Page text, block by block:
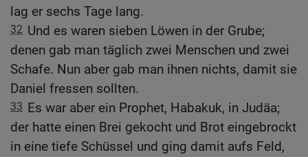
lag er sechs Tage lang.
32 Und es waren sieben Löwen in der Grube;
denen gab man täglich zwei Menschen und zwei
Schafe. Nun aber gab man ihnen nichts, damit sie
Daniel fressen sollten.
33 Es war aber ein Prophet, Habakuk, in Judäa;
der hatte einen Brei gekocht und Brot eingebrockt
in eine tiefe Schüssel und ging damit aufs Feld,